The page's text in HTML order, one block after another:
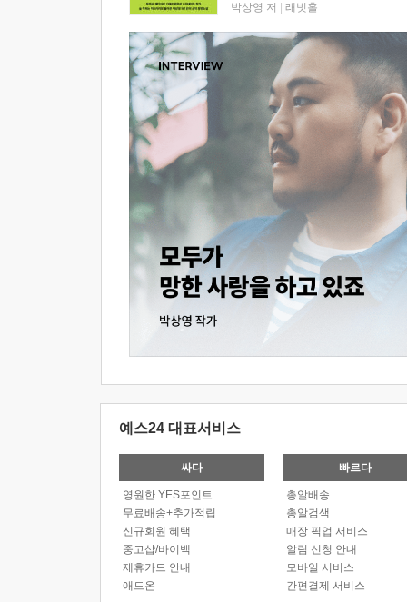
박상영 저 래빗홀
예스24 대표서비스
싸다
영원한 YES포인트
무료배송+추가적립
신규회원 혜택
중고샵/바이백
제휴카드 안내
애드온
빠르다
총알배송
총알검색
매장 픽업 서비스
알림 신청 안내
모바일 서비스
간편결제 서비스